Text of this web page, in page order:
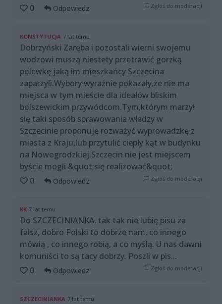
0
Odpowiedz Zgłoś do moderacji
KONSTYTUCJA 7 lat temu
Dobrzyński Zaręba i pozostali wierni swojemu
wodzowi muszą niestety przetrawić gorzką
polewkę jaką im mieszkańcy Szczecina
zaparzyli.Wybory wyraźnie pokazały,że nie ma
miejsca w tym mieście dla ideałów bliskim
bolszewickim przywódcom.Tym,którym marzył
się taki sposób sprawowania władzy w
Szczecinie proponuję rozważyć wyprowadzkę z
miasta z Kraju,lub przytulić ciepły kąt w budynku
na Nowogrodzkiej.Szczecin nie jest miejscem
byście mogli &quot;się realizować&quot;
0
Odpowiedz Zgłoś do moderacji
KK 7 lat temu
Do SZCZECINIANKA, tak tak nie lubię pisu za
fałsz, dobro Polski to dobrze nam, co innego
mówią , co innego robią, a co myślą. U nas dawni
komuniści to są tacy dobrzy. Poszli w pis...
0
Odpowiedz Zgłoś do moderacji
SZCZECINIANKA 7 lat temu